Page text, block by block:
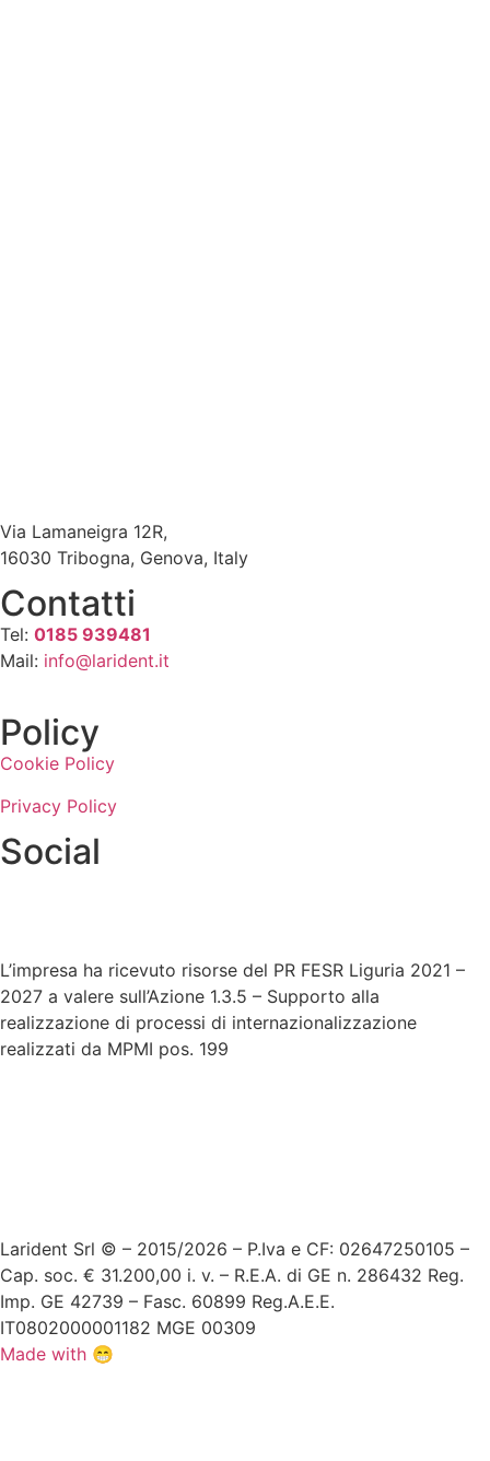
Via Lamaneigra 12R,
16030 Tribogna, Genova, Italy
Contatti
Tel: 0185 939481
Mail: info@larident.it
Policy
Cookie Policy
Privacy Policy
Social
L’impresa ha ricevuto risorse del PR FESR Liguria 2021 –
2027 a valere sull’Azione 1.3.5 – Supporto alla
realizzazione di processi di internazionalizzazione
realizzati da MPMI pos. 199
Larident Srl © – 2015/2026 – P.Iva e CF: 02647250105 –
Cap. soc. € 31.200,00 i. v. – R.E.A. di GE n. 286432 Reg.
Imp. GE 42739 – Fasc. 60899 Reg.A.E.E.
IT0802000001182 MGE 00309
Made with 😁